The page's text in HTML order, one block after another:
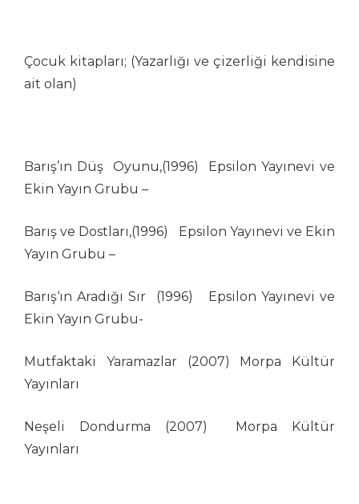
Erdoğan Başol
Erdoğan Bozok
Erol Büyükmeriç
Ertan Türkmen
Fahri Eyican
Faruk Karaçay
Fethi Gürcan Mermertaş
Gürbüz Doğan Ekşioğlu
Gürcan Özkan
H. Yeliz ÇAKIR
Halil İ. Yıldırım
Hamit Gış
Çocuk kitapları; (Yazarlığı ve çizerliği kendisine
ait olan)
Barış’ın Düş Oyunu,(1996) Epsilon Yayınevi ve
Ekin Yayın Grubu –
Barış ve Dostları,(1996) Epsilon Yayınevi ve Ekin
Yayın Grubu –
Barış‘ın Aradığı Sır (1996) Epsilon Yayınevi ve
Ekin Yayın Grubu-
Mutfaktaki Yaramazlar (2007) Morpa Kültür
Yayınları
Neşeli Dondurma (2007) Morpa Kültür
Yayınları